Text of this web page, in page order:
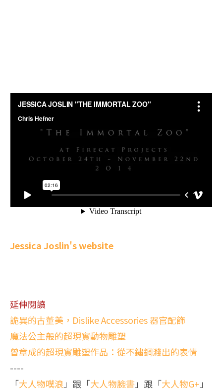
Jessica Joslin's website
延伸閱讀
詭異的古董美，Dislike Accessories 器官配飾
魔法公主般的超現實動物雕塑
曾章成的超現實雕塑作品：從不鏽鋼濺出的表情
----
「大人物噗浪 」跟「大人物臉書」跟「大人物G+ 」